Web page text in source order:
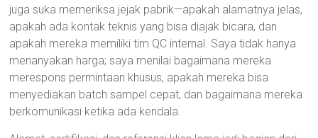
juga suka memeriksa jejak pabrik—apakah alamatnya jelas,
apakah ada kontak teknis yang bisa diajak bicara, dan
apakah mereka memiliki tim QC internal. Saya tidak hanya
menanyakan harga; saya menilai bagaimana mereka
merespons permintaan khusus, apakah mereka bisa
menyediakan batch sampel cepat, dan bagaimana mereka
berkomunikasi ketika ada kendala.